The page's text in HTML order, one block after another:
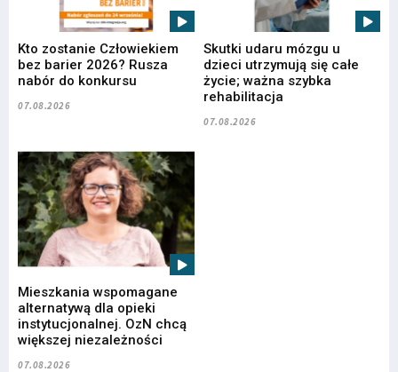
Kto zostanie Człowiekiem
bez barier 2026? Rusza
nabór do konkursu
07.08.2026
Skutki udaru mózgu u
dzieci utrzymują się całe
życie; ważna szybka
rehabilitacja
07.08.2026
Mieszkania wspomagane
alternatywą dla opieki
instytucjonalnej. OzN chcą
większej niezależności
07.08.2026